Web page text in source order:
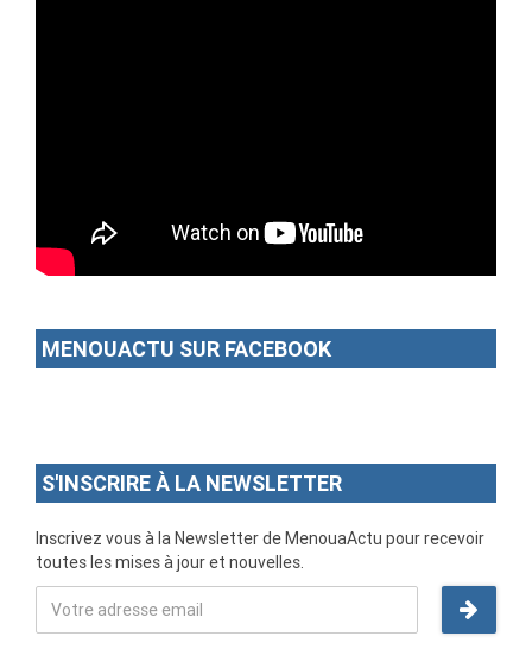
MENOUACTU SUR FACEBOOK
S'INSCRIRE À LA NEWSLETTER
Inscrivez vous à la Newsletter de MenouaActu pour recevoir
toutes les mises à jour et nouvelles.